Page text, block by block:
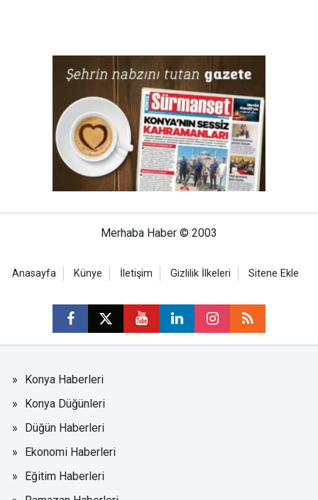
Merhaba Haber © 2003
Anasayfa Künye İletişim Gizlilik İlkeleri Sitene Ekle
Konya Haberleri
Konya Düğünleri
Düğün Haberleri
Ekonomi Haberleri
Eğitim Haberleri